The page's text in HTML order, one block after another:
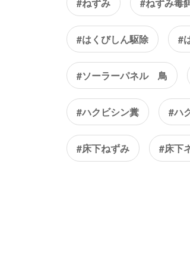
#はくびしん駆除 #
#ソーラーパネル 鳥
#ハクビシン糞 #ハ
#床下ねずみ #床下